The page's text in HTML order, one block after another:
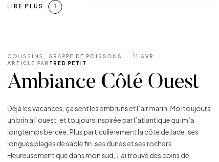
LIRE PLUS
COUSSINS , GRAPPE DE POISSONS
11 AVR
ARTICLE PAR FRED PETIT
Ambiance Côté Ouest
Déjà les vacances, ça sent les embruns et l’air marin. Moi toujours
un brin à l’ouest, et toujours inspirée par l’atlantique qui m’a
longtemps bercée: Plus particulièrement la côte de Jade, ses
longues plages de sable fin, ses dunes et ses rochers.
Heureusement que dans mon sud, J’ai trouvé des coins de